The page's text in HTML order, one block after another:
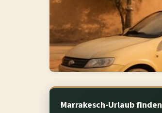
Marrakesch-Urlaub finden